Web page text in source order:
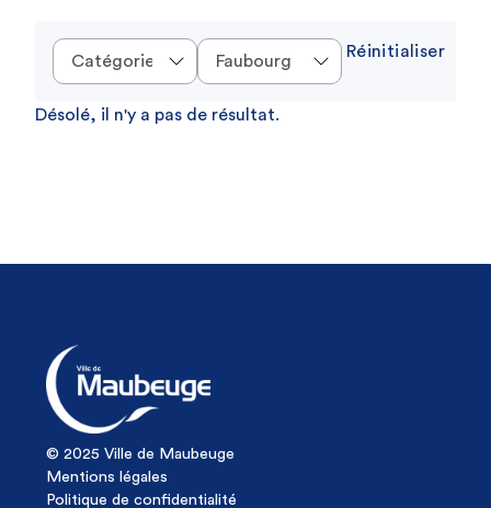
Réinitialiser
Désolé, il n'y a pas de résultat.
© 2025 Ville de Maubeuge
Mentions légales
Politique de confidentialité